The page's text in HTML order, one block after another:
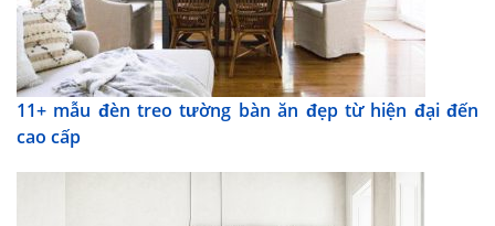
11+ mẫu đèn treo tường bàn ăn đẹp từ hiện đại đến
cao cấp